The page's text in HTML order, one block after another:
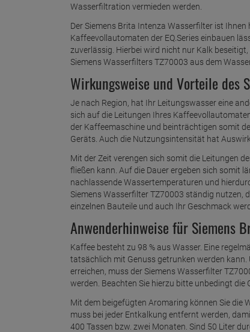
Wasserfiltration vermieden werden.
Der Siemens Brita Intenza Wasserfilter ist
Kaffeevollautomaten der EQ.Series einbauen
zuverlässig. Hierbei wird nicht nur Kalk
Siemens Wasserfilters TZ70003 aus dem
Wirkungsweise und Vorteile des
Je nach Region, hat Ihr Leitungswasser eine
sich auf die Leitungen Ihres
der Kaffeemaschine und beinträchtigen somit
Geräts. Auch die Nutzungsintensität hat
Mit der Zeit verengen sich somit die Leitungen
fließen kann. Auf die Dauer ergeben sich somit
nachlassende Wassertemperaturen und
Siemens Wasserfilter TZ70003 ständig nutzen,
einzelnen Bauteile und auch Ihr Geschmack
Anwenderhinweise für Siemens
Kaffee besteht zu 98 % aus Wasser. Eine
tatsächlich mit Genuss getrunken werden
erreichen, muss der Siemens Wasserfilter
werden. Beachten Sie hierzu bitte unbedingt die
Mit dem beigefügten Aromaring können Sie die
muss bei jeder Entkalkung entfernt werden,
400 Tassen bzw. zwei Monaten. Sind 50 Liter